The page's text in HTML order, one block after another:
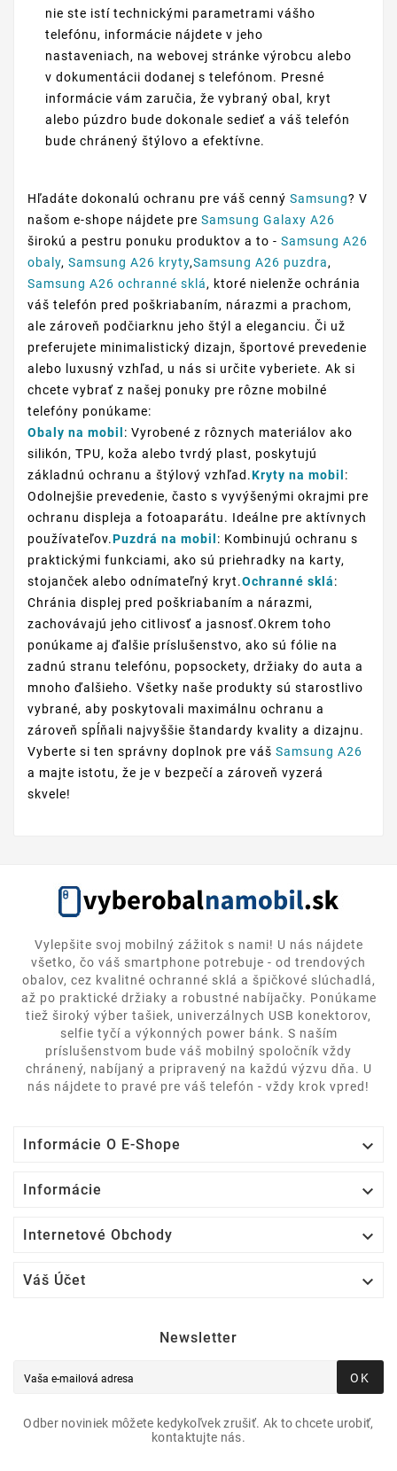
nie ste istí technickými parametrami vášho
telefónu, informácie nájdete v jeho
nastaveniach, na webovej stránke výrobcu alebo
v dokumentácii dodanej s telefónom. Presné
informácie vám zaručia, že vybraný obal, kryt
alebo púzdro bude dokonale sedieť a váš telefón
bude chránený štýlovo a efektívne.
Hľadáte dokonalú ochranu pre váš cenný Samsung? V
našom e-shope nájdete pre Samsung Galaxy A26
širokú a pestru ponuku produktov a to - Samsung A26
obaly, Samsung A26 kryty,Samsung A26 puzdra,
Samsung A26 ochranné sklá, ktoré nielenže ochránia
váš telefón pred poškriabaním, nárazmi a prachom,
ale zároveň podčiarknu jeho štýl a eleganciu. Či už
preferujete minimalistický dizajn, športové prevedenie
alebo luxusný vzhľad, u nás si určite vyberiete. Ak si
chcete vybrať z našej ponuky pre rôzne mobilné
telefóny ponúkame:
Obaly na mobil : Vyrobené z rôznych materiálov ako
silikón, TPU, koža alebo tvrdý plast, poskytujú
základnú ochranu a štýlový vzhľad.Kryty na mobil :
Odolnejšie prevedenie, často s vyvýšenými okrajmi pre
ochranu displeja a fotoaparátu. Ideálne pre aktívnych
používateľov.Puzdrá na mobil : Kombinujú ochranu s
praktickými funkciami, ako sú priehradky na karty,
stojanček alebo odnímateľný kryt.Ochranné sklá:
Chránia displej pred poškriabaním a nárazmi,
zachovávajú jeho citlivosť a jasnosť.Okrem toho
ponúkame aj ďalšie príslušenstvo, ako sú fólie na
zadnú stranu telefónu, popsockety, držiaky do auta a
mnoho ďalšieho. Všetky naše produkty sú starostlivo
vybrané, aby poskytovali maximálnu ochranu a
zároveň spĺňali najvyššie štandardy kvality a dizajnu.
Vyberte si ten správny doplnok pre váš Samsung A26
a majte istotu, že je v bezpečí a zároveň vyzerá
skvele!
Vylepšite svoj mobilný zážitok s nami! U nás nájdete
všetko, čo váš smartphone potrebuje - od trendových
obalov, cez kvalitné ochranné sklá a špičkové slúchadlá,
až po praktické držiaky a robustné nabíjačky. Ponúkame
tiež široký výber tašiek, univerzálnych USB konektorov,
selfie tyčí a výkonných power bánk. S naším
príslušenstvom bude váš mobilný spoločník vždy
chránený, nabíjaný a pripravený na každú výzvu dňa. U
nás nájdete to pravé pre váš telefón - vždy krok vpred!
Informácie O E-Shope 
Informácie 
Internetové Obchody 
Váš Účet 
Newsletter
OK
Odber noviniek môžete kedykoľvek zrušiť. Ak to chcete urobiť,
kontaktujte nás.